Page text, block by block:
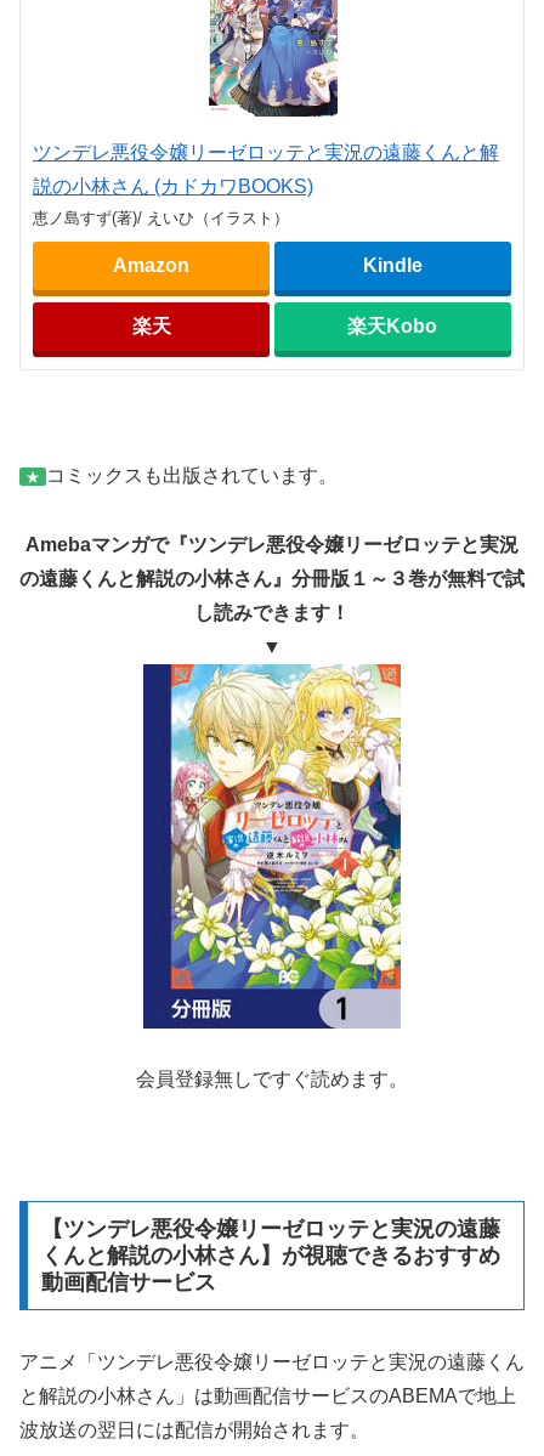
ツンデレ悪役令嬢リーゼロッテと実況の遠藤くんと解
説の小林さん (カドカワBOOKS)
恵ノ島すず(著)/ えいひ（イラスト）
Amazon Kindle
楽天 楽天Kobo
★ コミックスも出版されています。
Amebaマンガで『ツンデレ悪役令嬢リーゼロッテと実況
の遠藤くんと解説の小林さん』分冊版１～３巻が無料で試
し読みできます！
▼
会員登録無しですぐ読めます。
【ツンデレ悪役令嬢リーゼロッテと実況の遠藤
くんと解説の小林さん】が視聴できるおすすめ
動画配信サービス
アニメ「ツンデレ悪役令嬢リーゼロッテと実況の遠藤くん
と解説の小林さん」は動画配信サービスのABEMAで地上
波放送の翌日には配信が開始されます。